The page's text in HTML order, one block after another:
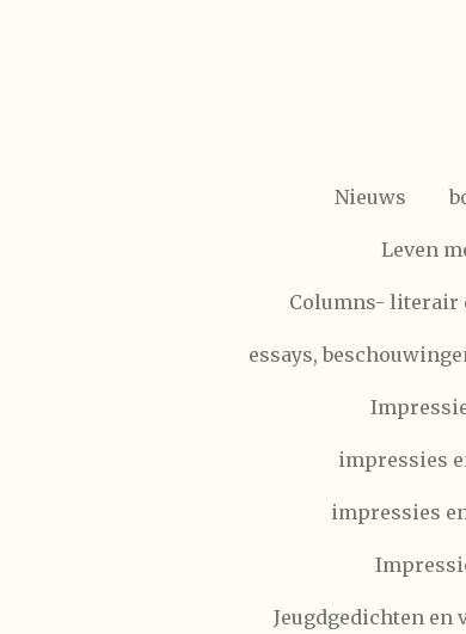
Nieuws
Leven
Columns- literair
essays,
impressies
impressies
Jeugdgedichten en